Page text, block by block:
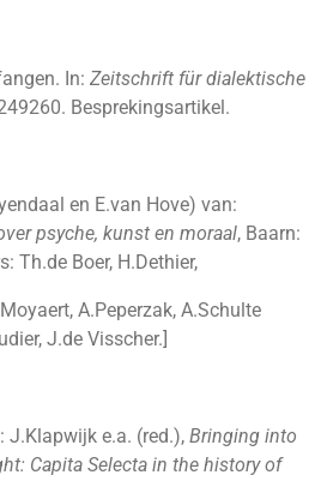
In: Zeitschrift für dialektische
Besprekingsartikel.
en E.van Hove) van:
psyche, kunst en moraal, Baarn:
Th.de Boer, H.Dethier,
A.Peperzak, A.Schulte
J.de Visscher.]
J.Klapwijk e.a. (red.), Bringing into
Capita Selecta in the history of